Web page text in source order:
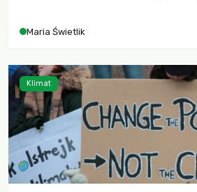
Maria Świetlik
Klimat